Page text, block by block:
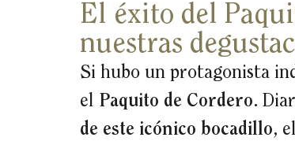
El éxito del
nuestras
Si hubo un protagonista
el Paquito de Cordero.
de este icónico bocadillo,